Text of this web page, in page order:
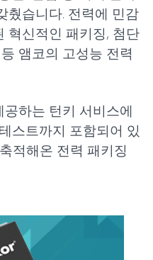
췄습니다. 전력에 민감
혁신적인 패키징, 첨단
앰코의 고성능 전력
하는 턴키 서비스에
테스트까지 포함되어 있
적해온 전력 패키징